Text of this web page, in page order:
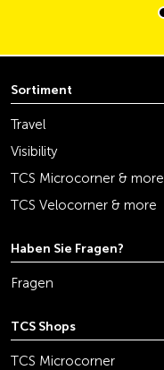
Sortiment
Travel
Visibility
TCS Microcorner & more
TCS Velocorner & more
Haben Sie Fragen?
Fragen
TCS Shops
TCS Microcorner